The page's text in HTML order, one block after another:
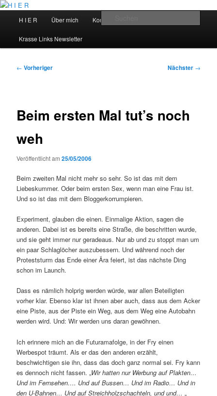
Zum
springenH I E R
H I E R Über mich Kontakt
Krasse Links Newsletter
Beitragsnavigation
← Vorheriger Nächster →
Beim ersten Mal tut’s noch
weh
Veröffentlicht am25/05/2006
Beim zweiten Mal nicht mehr so sehr. So ist das mit dem
Liebeskummer. Oder beim ersten Sex, wenn man eine Frau ist.
Und so ist das mit dem Bloggerkorrumpieren.
Experiment, glauben die einen. Einmalige Aktion, sagen die
anderen. Dabei ist es bereits eine Straße, die beschritten wurde,
und sie geht immer nur geradeaus. Nur ab und zu stoppt man um
ein paar Schlaglöcher auszubessern. Und während noch der
Proteststurm das Ende einer Ära feiert, ist das nächste Ding
schon im Launch.
Dass es nämlich holprig werden würde, war allen Beteiligten
vorher klar. Ebenso klar ist ihnen aber auch, dass aus dem Acker
eine Piste, aus der Piste ein Weg, aus dem Weg eine Autobahn
werden wird. Und: Wir werden uns daran gewöhnen.
Ich erinnere mich an die Futuramafolge, in der Fry einen
Werbespot träumt. Als er das den anderen erzählt,
beschwichtigen sie ihn, dass das doch ganz normal sei. Fry kann
es dennoch nicht fassen. „Wir hatten nur Werbung auf Plakten…
Und im Fernsehen…. Und auf Bussen… Und im Radio… Und in
den U-Bahnen… Und auf Streichholzschachteln, und und… „